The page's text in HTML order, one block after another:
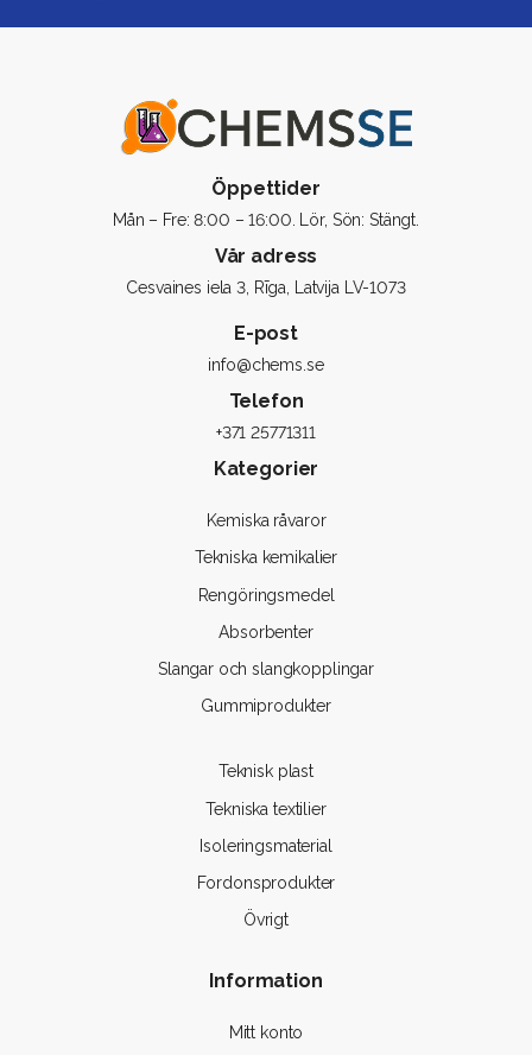
Öppettider
Mån – Fre: 8:00 – 16:00. Lör, Sön: Stängt.
Vår adress
Cesvaines iela 3, Rīga, Latvija LV-1073
E-post
info@chems.se
Telefon
+371 25771311
Kategorier
Kemiska råvaror
Tekniska kemikalier
Rengöringsmedel
Absorbenter
Slangar och slangkopplingar
Gummiprodukter
Teknisk plast
Tekniska textilier
Isoleringsmaterial
Fordonsprodukter
Övrigt
Information
Mitt konto